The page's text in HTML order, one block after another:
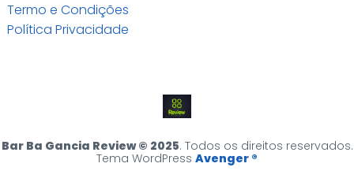
Termo e Condições
Política Privacidade
Bar Ba Gancia Review © 2025. Todos os direitos reservados.
Tema WordPress Avenger ®